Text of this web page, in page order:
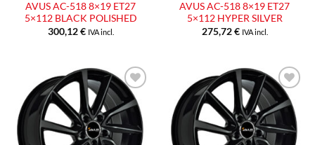
AVUS AC-518 8×19 ET27
5×112 BLACK POLISHED
300,12€ IVA incl.
AVUS AC-518 8×19 ET27
5×112 HYPER SILVER
275,72€ IVA incl.
Aggiungi
alla lista
dei
desideri
Aggiungi
alla lista
dei
desideri